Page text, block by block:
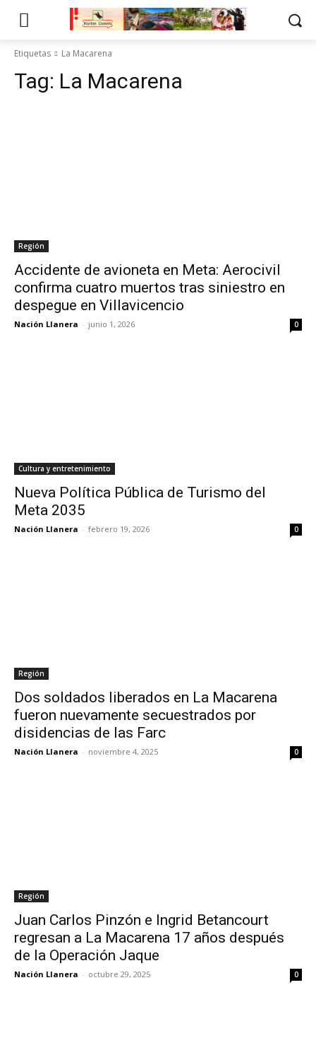
Etiquetas La Macarena
Tag: La Macarena
Región
Accidente de avioneta en Meta: Aerocivil
confirma cuatro muertos tras siniestro en
despegue en Villavicencio
Nación Llanera - junio 1, 2026 0
Cultura y entretenimiento
Nueva Política Pública de Turismo del
Meta 2035
Nación Llanera - febrero 19, 2026 0
Región
Dos soldados liberados en La Macarena
fueron nuevamente secuestrados por
disidencias de las Farc
Nación Llanera - noviembre 4, 2025 0
Región
Juan Carlos Pinzón e Ingrid Betancourt
regresan a La Macarena 17 años después
de la Operación Jaque
Nación Llanera - octubre 29, 2025 0